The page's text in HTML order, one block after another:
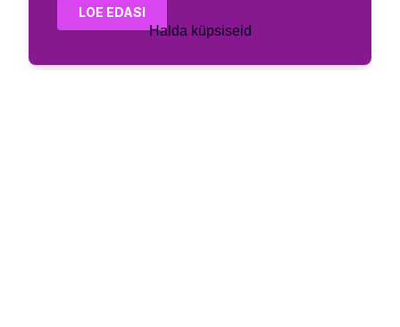
LOE EDASI
Halda küpsiseid